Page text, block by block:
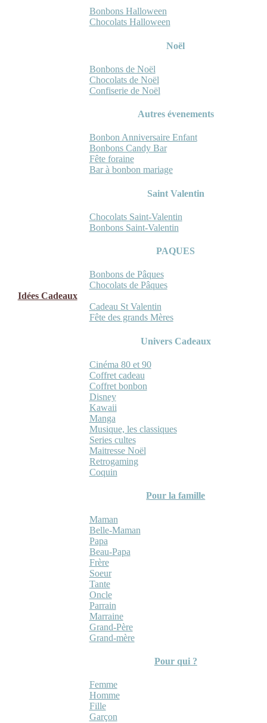
Bonbons Halloween
Chocolats Halloween
Noël
Bonbons de Noël
Chocolats de Noël
Confiserie de Noël
Autres évenements
Bonbon Anniversaire Enfant
Bonbons Candy Bar
Fête foraine
Bar à bonbon mariage
Saint Valentin
Chocolats Saint-Valentin
Bonbons Saint-Valentin
PAQUES
Bonbons de Pâques
Chocolats de Pâques
Idées Cadeaux
Cadeau St Valentin
Fête des grands Mères
Univers Cadeaux
Cinéma 80 et 90
Coffret cadeau
Coffret bonbon
Disney
Kawaii
Manga
Musique, les classiques
Series cultes
Maitresse Noël
Retrogaming
Coquin
Pour la famille
Maman
Belle-Maman
Papa
Beau-Papa
Frère
Soeur
Tante
Oncle
Parrain
Marraine
Grand-Père
Grand-mère
Pour qui ?
Femme
Homme
Fille
Garçon